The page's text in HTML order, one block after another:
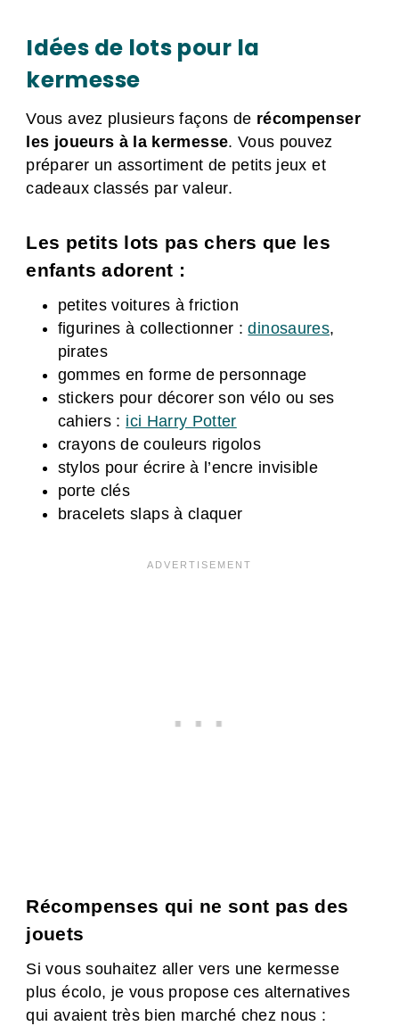
Idées de lots pour la
kermesse
Vous avez plusieurs façons de récompenser
les joueurs à la kermesse. Vous pouvez
préparer un assortiment de petits jeux et
cadeaux classés par valeur.
Les petits lots pas chers que les
enfants adorent :
petites voitures à friction
figurines à collectionner :dinosaures,
pirates
gommes en forme de personnage
stickers pour décorer son vélo ou ses
cahiers : ici Harry Potter
crayons de couleurs rigolos
stylos pour écrire à l’encre invisible
porte clés
bracelets slaps à claquer
Récompenses qui ne sont pas des
jouets
Si vous souhaitez aller vers une kermesse
plus écolo, je vous propose ces alternatives
qui avaient très bien marché chez nous :